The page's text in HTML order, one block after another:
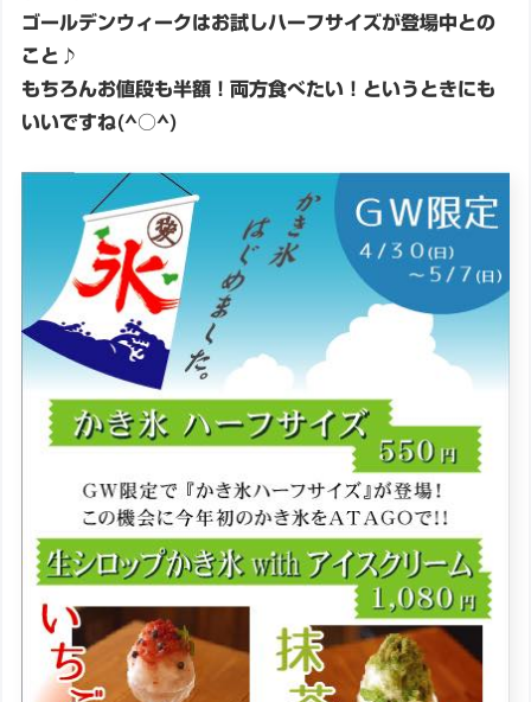
ゴールデンウィークはお試しハーフサイズが登場中との
こと♪
もちろんお値段も半額！両方食べたい！というときにも
いいですね(^○^)